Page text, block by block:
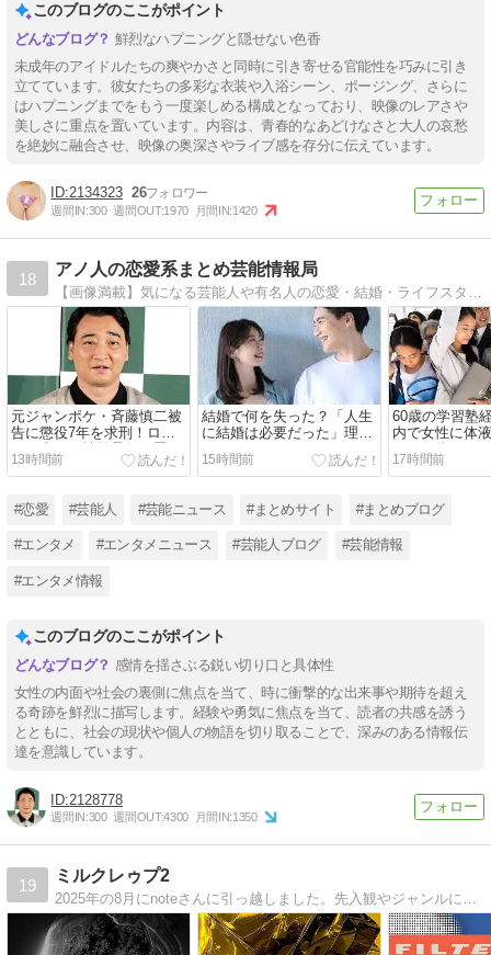
このブログのここがポイント
鮮烈なハプニングと隠せない色香
未成年のアイドルたちの爽やかさと同時に引き寄せる官能性を巧みに引き
立てています。彼女たちの多彩な衣装や入浴シーン、ポージング、さらに
はハプニングまでをもう一度楽しめる構成となっており、映像のレアさや
美しさに重点を置いています。内容は、青春的なあどけなさと大人の哀愁
を絶妙に融合させ、映像の奥深さやライブ感を存分に伝えています。
2134323 26
週間IN:300 週間OUT:1970 月間IN:1420
18
アノ人の恋愛系まとめ芸能情報局
元ジャンポケ・斉藤慎二被
告に懲役7年を求刑！ロケ
バス内での性的暴行の罪は
重かった
13時間前
結婚で何を失った？「人生
に結婚は必要だった」理由
とは！
15時間前
60歳の学習塾
内で女性に体
せつ行為！月
17時間前
#恋愛 #芸能人 #芸能ニュース #まとめサイト #まとめブログ
#エンタメ #エンタメニュース #芸能人ブログ #芸能情報
#エンタメ情報
このブログのここがポイント
感情を揺さぶる鋭い切り口と具体性
女性の内面や社会の裏側に焦点を当て、時に衝撃的な出来事や期待を超え
る奇跡を鮮烈に描写します。経験や勇気に焦点を当て、読者の共感を誘う
とともに、社会の現状や個人の物語を切り取ることで、深みのある情報伝
達を意識しています。
2128778
週間IN:300 週間OUT:4300 月間IN:1350
19
ミルクレゥプ2